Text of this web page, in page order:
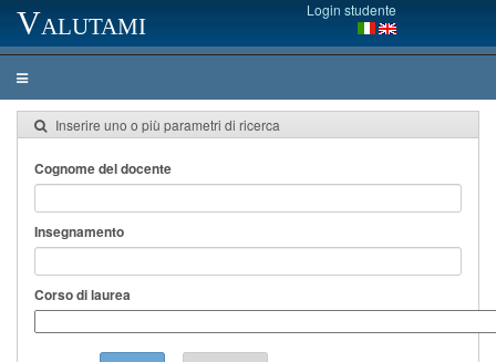
Valutami Login studente
Inserire uno o più parametri di ricerca
Cognome del docente
Insegnamento
Corso di laurea